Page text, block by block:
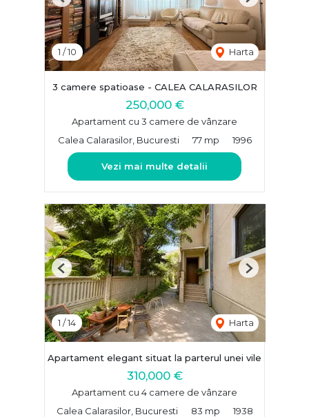
1 /10 Harta
3 camere spatioase - CALEA CALARASILOR
250,000 €
Apartament cu 3 camere de vânzare
Calea Calarasilor, Bucuresti
77 mp 1996
Vezi mai multe detalii
1 /14 Harta
Previous Next
Apartament elegant situat la parterul unei vile
310,000 €
Apartament cu 4 camere de vânzare
Calea Calarasilor, Bucuresti
83 mp 1938